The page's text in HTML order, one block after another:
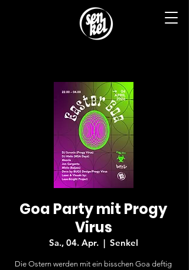
Goa Party mit Progy
Virus
Sa., 04. Apr.
  |
Senkel
Die Ostern werden mit ein bisschen Goa deftig